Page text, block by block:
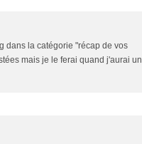
dans la catégorie "récap de vos
mais je le ferai quand j'aurai un